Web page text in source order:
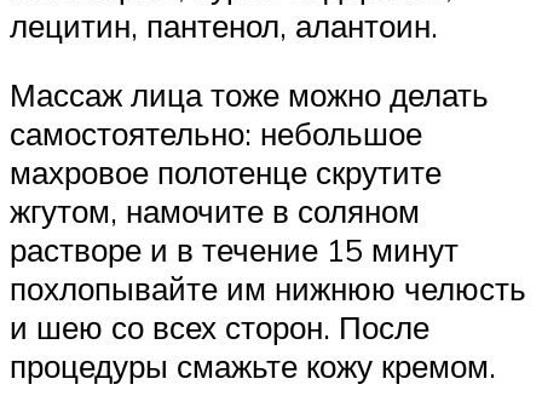
лецитин, пантенол, алантоин.
Массаж лица тоже можно делать
самостоятельно: небольшое
махровое полотенце скрутите
жгутом, намочите в соляном
растворе и в течение 15 минут
похлопывайте им нижнюю челюсть
и шею со всех сторон. После
процедуры смажьте кожу кремом.